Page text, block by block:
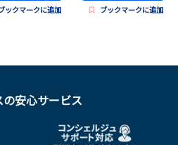
ックマークに追加 ブックマークに追加
の安心サービス